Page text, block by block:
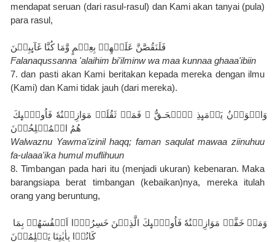
mendapat seruan (dari rasul-rasul) dan Kami akan tanyai (pula)
para rasul,
فَلَنَقُصَّنَّ عَلَيۡهِمۡ بِعِلۡمٍ وَّمَا كُنَّا غَآٮِٕبِيۡنَ‏
Falanaqussanna 'alaihim bi'ilminw wa maa kunnaa ghaaa'ibiin
7. dan pasti akan Kami beritakan kepada mereka dengan ilmu
(Kami) dan Kami tidak jauh (dari mereka).
هُمُ الۡمُفۡلِحُوۡنَ‏
Walwaznu Yawma'izinil haqq; faman saqulat mawaa ziinuhuu
fa-ulaaa'ika humul muflihuun
8. Timbangan pada hari itu (menjadi ukuran) kebenaran. Maka
barangsiapa berat timbangan (kebaikan)nya, mereka itulah
orang yang beruntung,
كَانُوۡا بِاٰيٰتِنَا يَظۡلِمُوۡنَ